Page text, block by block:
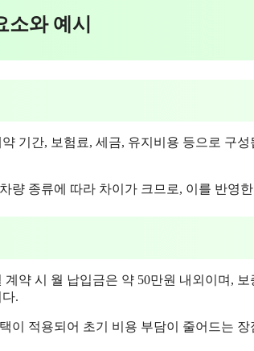
와 예시
기간, 보험료, 세금, 유지비용 등으로 구
량 종류에 따라 차이가 크므로, 이를 반영
약 시 월 납입금은 약 50만원 내외이며,
.
이 적용되어 초기 비용 부담이 줄어드는